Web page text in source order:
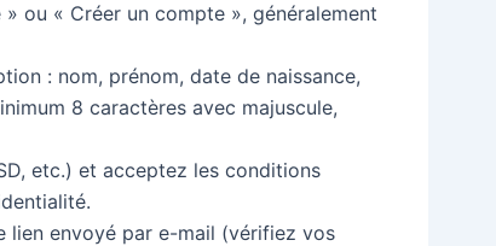
ou « Créer un compte », généralement
: nom, prénom, date de naissance,
8 caractères avec majuscule,
etc.) et acceptez les conditions
envoyé par e-mail (vérifiez vos